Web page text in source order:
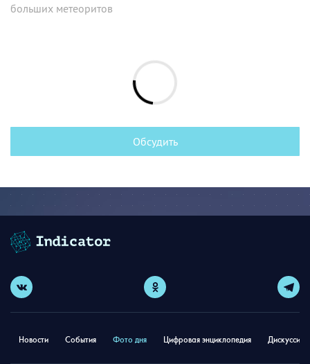
больших метеоритов
Обсудить
Новости События Фото дня Цифровая энциклопедия